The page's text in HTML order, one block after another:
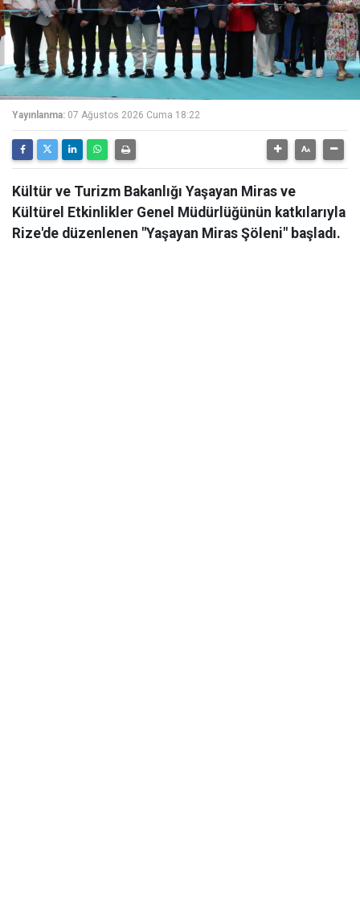
Yayınlanma: 07 Ağustos 2026 Cuma 18:22
Kültür ve Turizm Bakanlığı Yaşayan Miras ve
Kültürel Etkinlikler Genel Müdürlüğünün katkılarıyla
Rize'de düzenlenen "Yaşayan Miras Şöleni" başladı.